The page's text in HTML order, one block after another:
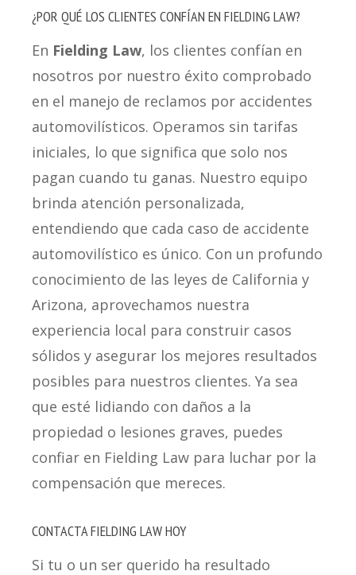
¿POR QUÉ LOS CLIENTES CONFÍAN EN FIELDING LAW?
En Fielding Law, los clientes confían en
nosotros por nuestro éxito comprobado
en el manejo de reclamos por accidentes
automovilísticos. Operamos sin tarifas
iniciales, lo que significa que solo nos
pagan cuando tu ganas. Nuestro equipo
brinda atención personalizada,
entendiendo que cada caso de accidente
automovilístico es único. Con un profundo
conocimiento de las leyes de California y
Arizona, aprovechamos nuestra
experiencia local para construir casos
sólidos y asegurar los mejores resultados
posibles para nuestros clientes. Ya sea
que esté lidiando con daños a la
propiedad o lesiones graves, puedes
confiar en Fielding Law para luchar por la
compensación que mereces.
CONTACTA FIELDING LAW HOY
Si tu o un ser querido ha resultado